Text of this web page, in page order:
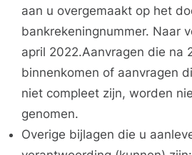
aan u overgemaakt op het
bankrekeningnummer. Naar
april 2022.Aanvragen die na
binnenkomen of aanvragen
niet compleet zijn, worden
genomen.
Overige bijlagen die u